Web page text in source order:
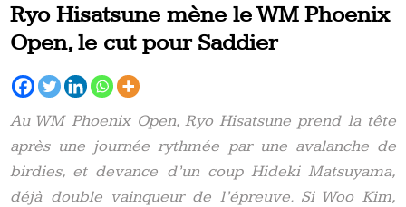
Ryo Hisatsune mène le WM Phoenix
Open, le cut pour Saddier
Au WM Phoenix Open, Ryo Hisatsune prend la tête
après une journée rythmée par une avalanche de
birdies, et devance d’un coup Hideki Matsuyama,
déjà double vainqueur de l’épreuve. Si Woo Kim,